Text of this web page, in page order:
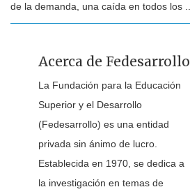
de la demanda, una caída en todos los ...
Acerca de Fedesarrollo
La Fundación para la Educación
Superior y el Desarrollo
(Fedesarrollo) es una entidad
privada sin ánimo de lucro.
Establecida en 1970, se dedica a
la investigación en temas de